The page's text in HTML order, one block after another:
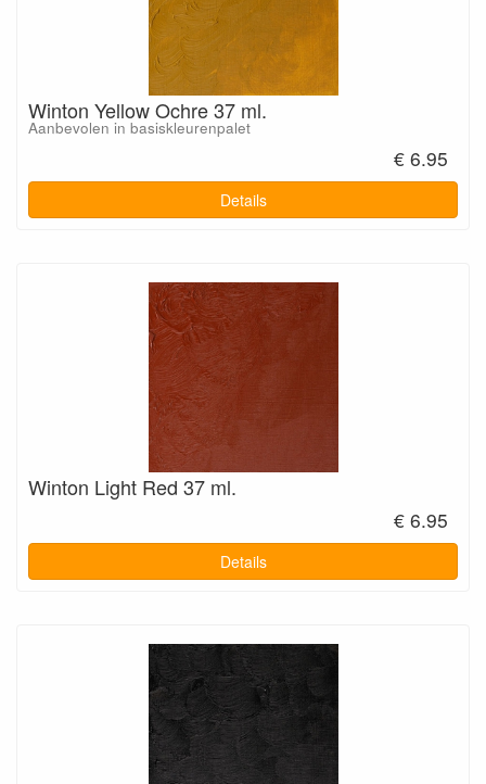
Winton Yellow Ochre 37 ml.
Aanbevolen in basiskleurenpalet
€ 6.95
Details
Winton Light Red 37 ml.
€ 6.95
Details